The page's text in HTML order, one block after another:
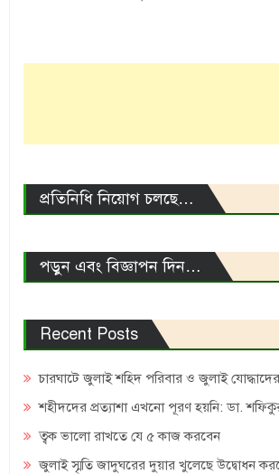
প্রতিনিধি নিয়োগ চলছে…
পড়ুন এবং বিজ্ঞাপন দিন…
Recent Posts
চারঘাটে জুলাই শহিদ পরিবার ও জুলাই যোদ্ধাদের
শহীদদের প্রত্যাশা এখনো পূরণ হয়নি: ডা.
ত্বক ভালো রাখতে যে ৫ কাজ করবেন
জুলাই স্মৃতি জাদুঘরের দুয়ার খুলেছে উদ্বোধন